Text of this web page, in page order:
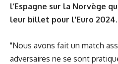
l’Espagne sur la Norvège
leur billet pour l'Euro 2024.
"Nous avons fait un match
adversaires ne se sont